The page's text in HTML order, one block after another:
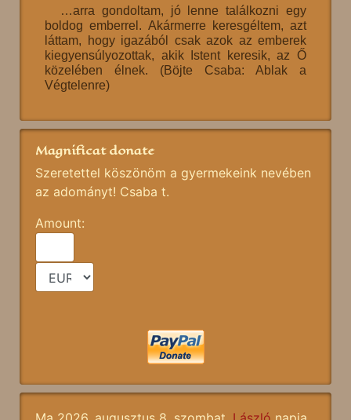
…arra gondoltam, jó lenne találkozni egy
boldog emberrel. Akármerre keresgéltem, azt
láttam, hogy igazából csak azok az emberek
kiegyensúlyozottak, akik Istent keresik, az Ő
közelében élnek. (Böjte Csaba: Ablak a
Végtelenre)
Magnificat donate
Szeretettel köszönöm a gyermekeink nevében
az adományt! Csaba t.
Amount: